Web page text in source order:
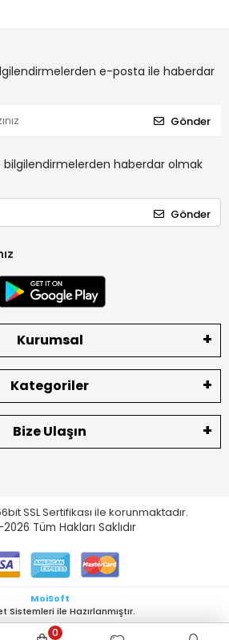
Soft serisi, iç göstermeyen yapısıyla
Aynı zamanda yumuşak dokusu
oluşturmaz.
şal modelleri” aramalarında öne
Uygun
aylarında ise rahat kombin
dört mevsim kullanılabilen eşarp
alır.
Uyumlu
klasik bir stil… Locella Soft eşarp hem
de özel gün kombinleri için uygundur.
daha şık bir görünüm sağlar.
arayanlar için ideal bir
çok satan eşarp modelleri arasına
Kimler İçin Uygun?
e-posta ile haberdar
Gönder
haberdar olmak
Gönder
Kurumsal
Kategoriler
Bize Ulaşın
SSL Sertifikası ile korunmaktadır.
2026 Tüm Hakları Saklıdır
0
MoiSoft
Sistemleri ile Hazırlanmıştır.